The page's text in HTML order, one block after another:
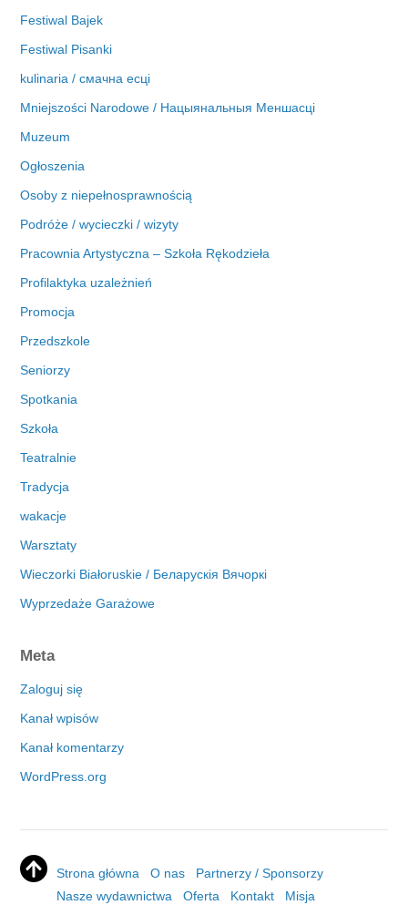
Festiwal Bajek
Festiwal Pisanki
kulinaria / смачна есці
Mniejszości Narodowe / Нацыянальныя Меншасці
Muzeum
Ogłoszenia
Osoby z niepełnosprawnością
Podróże / wycieczki / wizyty
Pracownia Artystyczna – Szkoła Rękodzieła
Profilaktyka uzależnień
Promocja
Przedszkole
Seniorzy
Spotkania
Szkoła
Teatralnie
Tradycja
wakacje
Warsztaty
Wieczorki Białoruskie / Беларускія Вячоркі
Wyprzedaże Garażowe
Meta
Zaloguj się
Kanał wpisów
Kanał komentarzy
WordPress.org
Strona główna O nas
Partnerzy / Sponsorzy
Nasze wydawnictwa
Oferta Kontakt Misja